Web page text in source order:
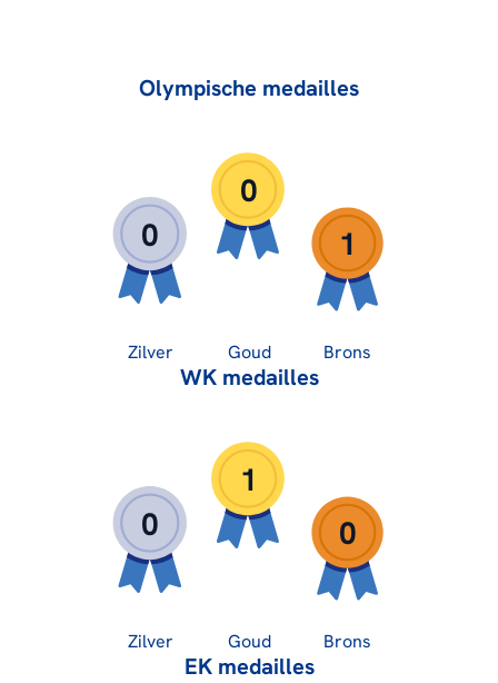
Olympische medailles
0
0
1
Zilver Goud Brons
WK medailles
0
1
0
Zilver Goud Brons
EK medailles